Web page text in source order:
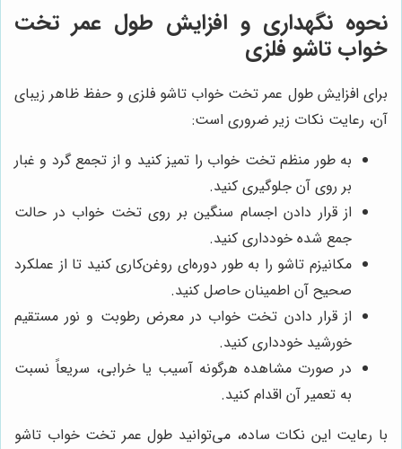
نحوه نگهداری و افزایش طول عمر تخت
خواب تاشو فلزی
برای افزایش طول عمر تخت خواب تاشو فلزی و حفظ ظاهر زیبای
آن، رعایت نکات زیر ضروری است:
به طور منظم تخت خواب را تمیز کنید و از تجمع گرد و غبار
بر روی آن جلوگیری کنید.
از قرار دادن اجسام سنگین بر روی تخت خواب در حالت
جمع شده خودداری کنید.
مکانیزم تاشو را به طور دوره‌ای روغن‌کاری کنید تا از عملکرد
صحیح آن اطمینان حاصل کنید.
از قرار دادن تخت خواب در معرض رطوبت و نور مستقیم
خورشید خودداری کنید.
در صورت مشاهده هرگونه آسیب یا خرابی، سریعاً نسبت
به تعمیر آن اقدام کنید.
با رعایت این نکات ساده، می‌توانید طول عمر تخت خواب تاشو